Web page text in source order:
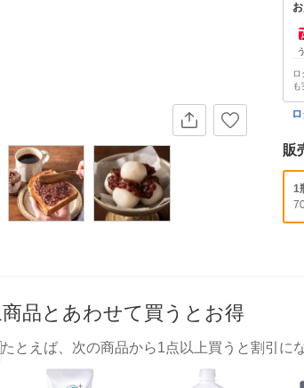
販
1
品とあわせて買うとお得
たとえば、次の商品から1点以上買うと割引に